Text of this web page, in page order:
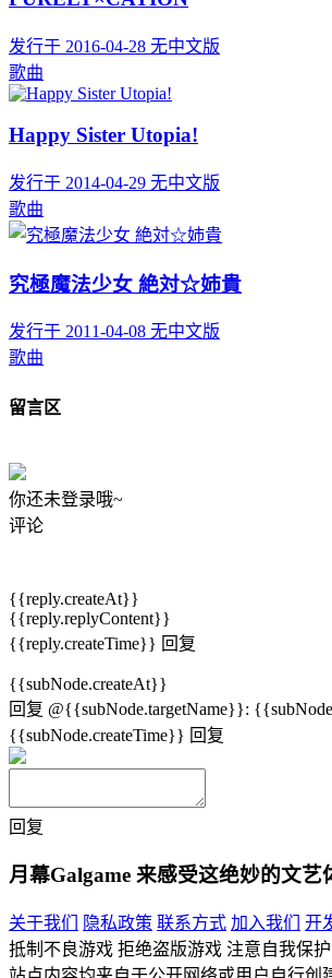
发行于 2016-04-28 无中文版
歌曲
Happy Sister Utopia!
发行于 2014-04-29 无中文版
歌曲
究極魔法少女 絶対☆姉貴
发行于 2011-04-08 无中文版
歌曲
留言区
你还未登录哦~
评论
{{reply.createAt}}
{{reply.replyContent}}
{{reply.createTime}} 回复
{{subNode.createAt}}
回复 @{{subNode.targetName}}:
{{subNode.createTime}} 回复
回复
月幕Galgame 来感受这绝妙的文
关于我们 隐私政策 联系方式 加入我们
开
抵制不良游戏 拒绝盗版游戏 注意自我保